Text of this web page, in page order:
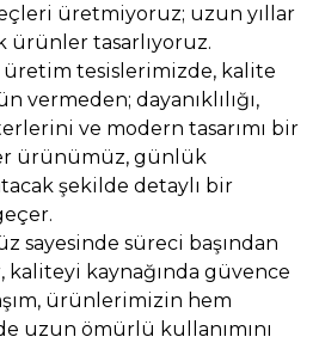
üretmiyoruz; uzun yıllar
ürünler tasarlıyoruz.
üretim tesislerimizde, kalite
vermeden; dayanıklılığı,
ve modern tasarımı bir
ürünümüz, günlük
şekilde detaylı bir
sayesinde süreci başından
kaynağında güvence
ürünlerimizin hem
uzun ömürlü kullanımını